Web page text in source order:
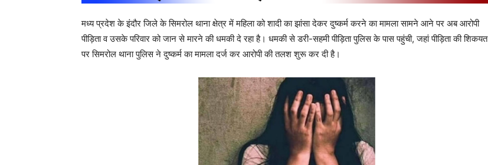
मध्य प्रदेश के इंदौर जिले के सिमरोल थाना क्षेत्र में महिला को शादी का झांसा देकर दुष्कर्म करने का मामला सामने आने पर अब आरोपी
पीड़िता व उसके परिवार को जान से मारने की धमकी दे रहा है। धमकी से डरी-सहमी पीड़िता पुलिस के पास पहुंची, जहां पीड़िता की शिकयत
पर सिमरोल थाना पुलिस ने दुष्कर्म का मामला दर्ज कर आरोपी की तलश शुरू कर दी है।